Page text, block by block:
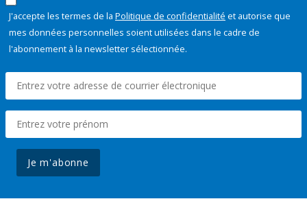
J'accepte les termes de la Politique de confidentialité et autorise que
mes données personnelles soient utilisées dans le cadre de
l'abonnement à la newsletter sélectionnée.
Je m'abonne